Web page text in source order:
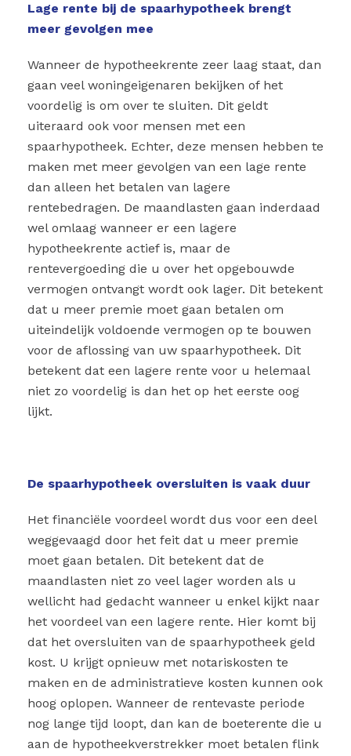
Lage rente bij de spaarhypotheek brengt
meer gevolgen mee
Wanneer de hypotheekrente zeer laag staat, dan
gaan veel woningeigenaren bekijken of het
voordelig is om over te sluiten. Dit geldt
uiteraard ook voor mensen met een
spaarhypotheek. Echter, deze mensen hebben te
maken met meer gevolgen van een lage rente
dan alleen het betalen van lagere
rentebedragen. De maandlasten gaan inderdaad
wel omlaag wanneer er een lagere
hypotheekrente actief is, maar de
rentevergoeding die u over het opgebouwde
vermogen ontvangt wordt ook lager. Dit betekent
dat u meer premie moet gaan betalen om
uiteindelijk voldoende vermogen op te bouwen
voor de aflossing van uw spaarhypotheek. Dit
betekent dat een lagere rente voor u helemaal
niet zo voordelig is dan het op het eerste oog
lijkt.
De spaarhypotheek oversluiten is vaak duur
Het financiële voordeel wordt dus voor een deel
weggevaagd door het feit dat u meer premie
moet gaan betalen. Dit betekent dat de
maandlasten niet zo veel lager worden als u
wellicht had gedacht wanneer u enkel kijkt naar
het voordeel van een lagere rente. Hier komt bij
dat het oversluiten van de spaarhypotheek geld
kost. U krijgt opnieuw met notariskosten te
maken en de administratieve kosten kunnen ook
hoog oplopen. Wanneer de rentevaste periode
nog lange tijd loopt, dan kan de boeterente die u
aan de hypotheekverstrekker moet betalen flink